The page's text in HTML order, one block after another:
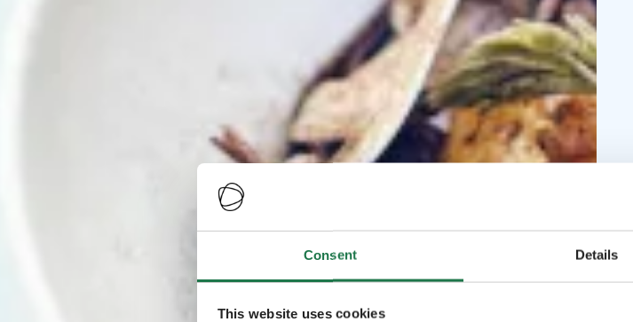
Consent Details
This website uses cookies